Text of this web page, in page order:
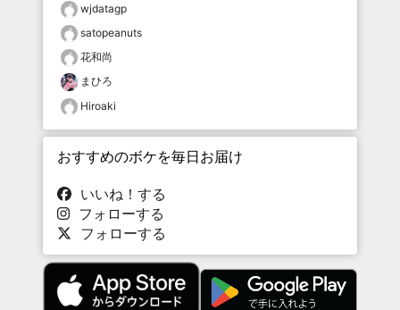
wjdatagp
satopeanuts
花和尚
まひろ
Hiroaki
おすすめのボケを毎日お届け
いいね！する
フォローする
フォローする